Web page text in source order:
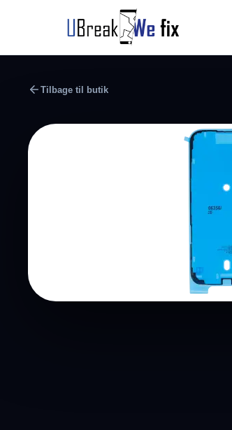
Tilbage til butik